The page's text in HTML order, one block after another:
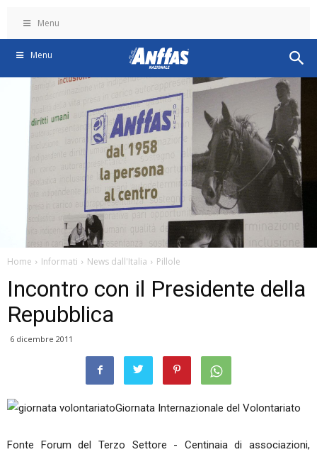
Menu
Menu
Home Informati News dall'Italia Pillole
Incontro con il Presidente della
Repubblica
6 dicembre 2011
Giornata Internazionale del Volontariato
Fonte Forum del Terzo Settore - Centinaia di associazioni,